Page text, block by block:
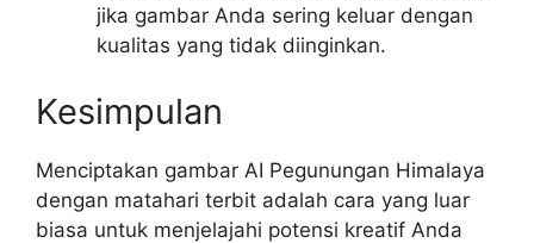
jika gambar Anda sering keluar dengan
kualitas yang tidak diinginkan.
Kesimpulan
Menciptakan gambar AI Pegunungan Himalaya
dengan matahari terbit adalah cara yang luar
biasa untuk menjelajahi potensi kreatif Anda